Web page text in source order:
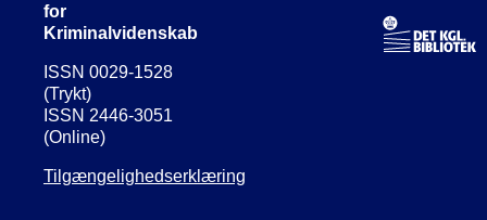
for
Kriminalvidenskab
ISSN 0029-1528
(Trykt)
ISSN 2446-3051
(Online)
Tilgængelighedserklæring